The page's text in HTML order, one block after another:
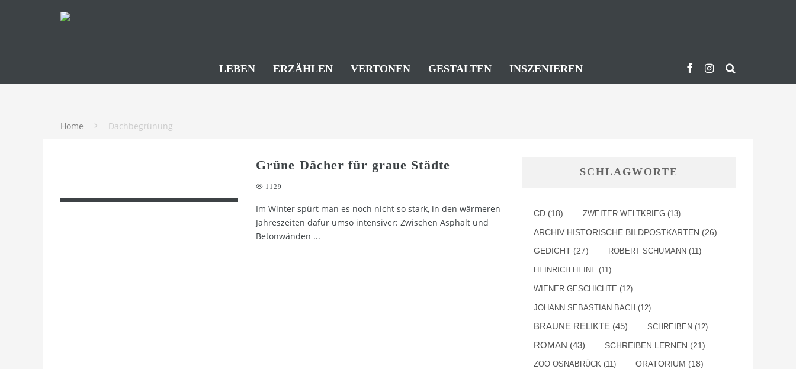
LEBEN ERZÄHLEN VERTONEN GESTALTEN INSZENIEREN
Home Dachbegrünung
Grüne Dächer für graue Städte
1129
Im Winter spürt man es noch nicht so stark, in den wärmeren
Jahreszeiten dafür umso intensiver: Zwischen Asphalt und
Betonwänden ...
SCHLAGWORTE
CD (18) ZWEITER WELTKRIEG (13)
ARCHIV HISTORISCHE BILDPOSTKARTEN (26)
GEDICHT (27) ROBERT SCHUMANN (11)
HEINRICH HEINE (11)
WIENER GESCHICHTE (12)
JOHANN SEBASTIAN BACH (12)
BRAUNE RELIKTE (45) SCHREIBEN (12)
ROMAN (43) SCHREIBEN LERNEN (21)
ZOO OSNABRÜCK (11) ORATORIUM (18)